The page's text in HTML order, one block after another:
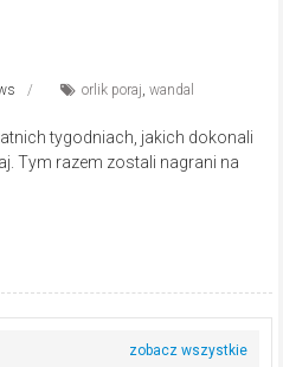
orlik poraj, wandal
tygodniach, jakich dokonali
Tym razem zostali nagrani na